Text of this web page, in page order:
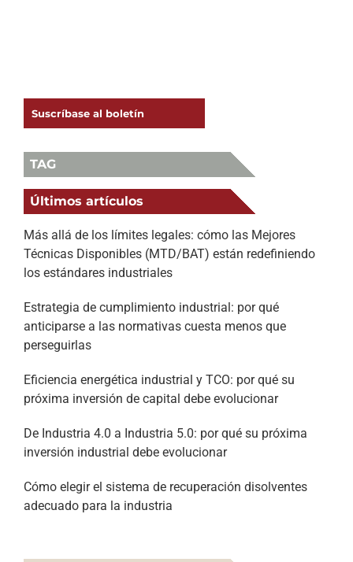
Suscríbase al boletín
TAG
Últimos artículos
Más allá de los límites legales: cómo las Mejores
Técnicas Disponibles (MTD/BAT) están redefiniendo
los estándares industriales
Estrategia de cumplimiento industrial: por qué
anticiparse a las normativas cuesta menos que
perseguirlas
Eficiencia energética industrial y TCO: por qué su
próxima inversión de capital debe evolucionar
De Industria 4.0 a Industria 5.0: por qué su próxima
inversión industrial debe evolucionar
Cómo elegir el sistema de recuperación disolventes
adecuado para la industria